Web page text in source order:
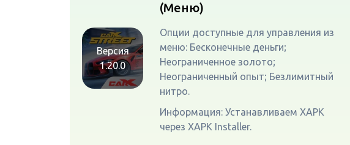
Версия
1.20.0
(Меню)
Опции доступные для управления из
меню: Бесконечные деньги;
Неограниченное золото;
Неограниченный опыт; Безлимитный
нитро.
Информация: Устанавливаем XAPK
через XAPK Installer.